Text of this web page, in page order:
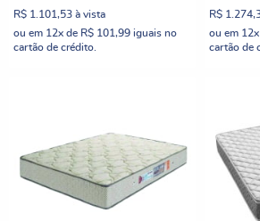
R$ 1.101,53 à vista
ou em 12x de R$ 101,99 iguais no
cartão de crédito.
R$
ou em 12x
cartão de